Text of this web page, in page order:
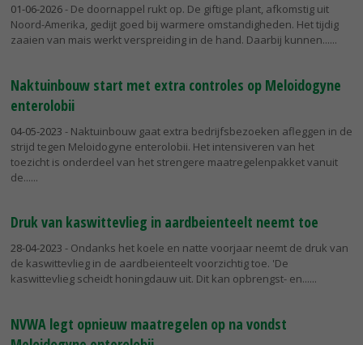
01-06-2026- De doornappel rukt op. De giftige plant, afkomstig uit
Noord-Amerika, gedijt goed bij warmere omstandigheden. Het tijdig
zaaien van mais werkt verspreiding in de hand. Daarbij kunnen...
Naktuinbouw start met extra controles op Meloidogyne
enterolobii
04-05-2023 - Naktuinbouw gaat extra bedrijfsbezoeken afleggen in de
strijd tegen Meloidogyne enterolobii. Het intensiveren van het
toezicht is onderdeel van het strengere maatregelenpakket vanuit
de...
Druk van kaswittevlieg in aardbeienteelt neemt toe
28-04-2023 - Ondanks het koele en natte voorjaar neemt de druk van
de kaswittevlieg in de aardbeienteelt voorzichtig toe. 'De
kaswittevlieg scheidt honingdauw uit. Dit kan opbrengst- en...
NVWA legt opnieuw maatregelen op na vondst